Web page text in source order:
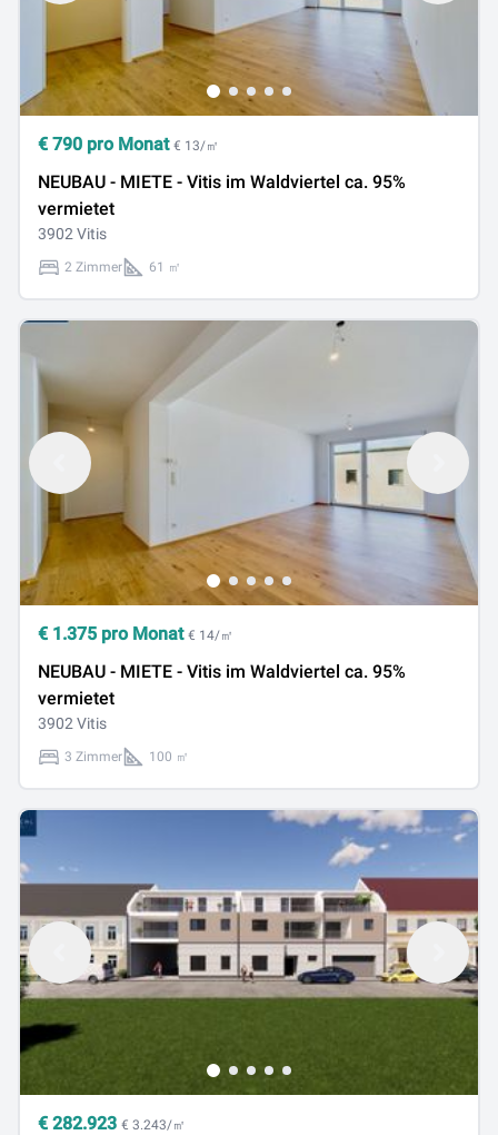
€ 790 pro Monat € 13/㎡
NEUBAU - MIETE - Vitis im Waldviertel ca. 95%
vermietet
3902 Vitis
2 Zimmer 61 ㎡
€ 1.375 pro Monat € 14/㎡
NEUBAU - MIETE - Vitis im Waldviertel ca. 95%
vermietet
3902 Vitis
3 Zimmer 100 ㎡
€ 282.923 € 3.243/㎡